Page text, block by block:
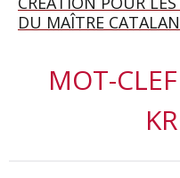
CASTELLUCCI ET
DU MAÎTRE CATALAN
MOT-